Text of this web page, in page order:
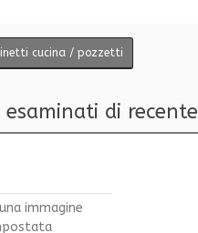
cucina / pozzetti
esaminati di recente